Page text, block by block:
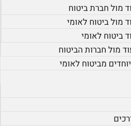
מול חברת ביטוח
מול ביטוח לאומי
ביטוח לאומי
מול חברות הביטוח
מביטוח לאומי